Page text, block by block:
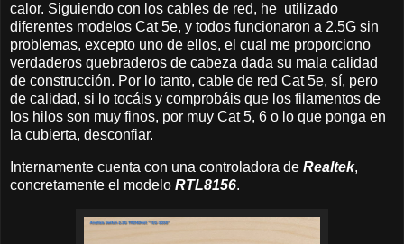
calor. Siguiendo con los cables de red, he utilizado
diferentes modelos Cat 5e, y todos funcionaron a 2.5G sin
problemas, excepto uno de ellos, el cual me proporciono
verdaderos quebraderos de cabeza dada su mala calidad
de construcción. Por lo tanto, cable de red Cat 5e, sí, pero
de calidad, si lo tocáis y comprobáis que los filamentos de
los hilos son muy finos, por muy Cat 5, 6 o lo que ponga en
la cubierta, desconfiar.
Internamente cuenta con una controladora de Realtek,
concretamente el modelo RTL8156.